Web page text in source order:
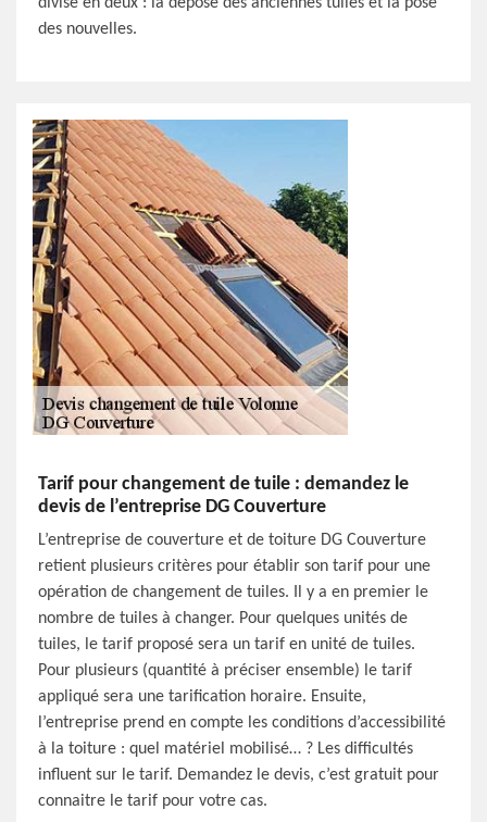
des nouvelles.
Tarif pour changement de tuile : demandez le
devis de l’entreprise DG Couverture
L’entreprise de couverture et de toiture DG Couverture
retient plusieurs critères pour établir son tarif pour une
opération de changement de tuiles. Il y a en premier le
nombre de tuiles à changer. Pour quelques unités de
tuiles, le tarif proposé sera un tarif en unité de tuiles.
Pour plusieurs (quantité à préciser ensemble) le tarif
appliqué sera une tarification horaire. Ensuite,
l’entreprise prend en compte les conditions d’accessibilité
à la toiture : quel matériel mobilisé… ? Les difficultés
influent sur le tarif. Demandez le devis, c’est gratuit pour
connaitre le tarif pour votre cas.